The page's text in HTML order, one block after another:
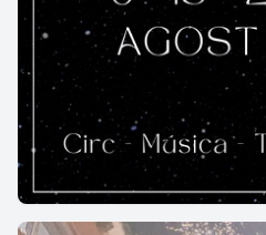
Característiques:
160 m llargada i 25 m
sorra granada / accés a peu
la cala hi ha escales.
Text extret de: